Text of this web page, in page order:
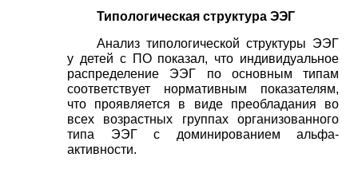
Типологическая структура ЭЭГ
Анализ типологической структуры ЭЭГ
у детей с ПО показал, что индивидуальное
распределение ЭЭГ по основным типам
соответствует нормативным показателям,
что проявляется в виде преобладания во
всех возрастных группах организованного
типа ЭЭГ с доминированием альфа-
активности.